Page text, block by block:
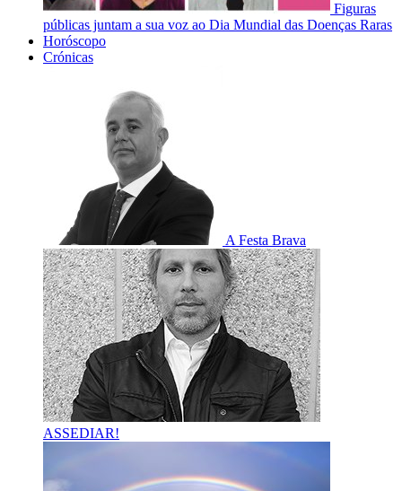
Figuras
públicas juntam a sua voz ao Dia Mundial das Doenças Raras
Horóscopo
Crónicas
A Festa Brava
ASSEDIAR!